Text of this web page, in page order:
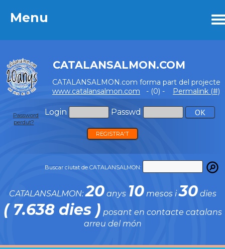
Menu
CATALANSALMON.COM
CATALANSALMON.com forma part del projecte
www.catalansalmon.com - (0) - Permalink (#)
Login Passwd
Password
perdut?
REGISTRA'T
Buscar ciutat de CATALANSALMON:
CATALANSALMON:20anys 10mesos i30dies
( 7.638 dies ) posant en contacte catalans
arreu del món
Menu